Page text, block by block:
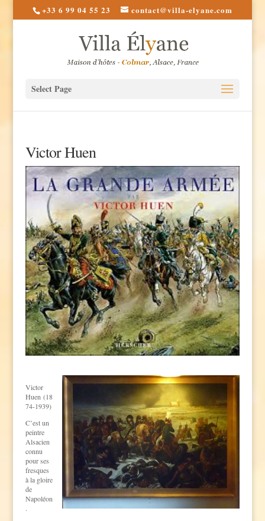
+33 6 99 04 55 23 contact@villa-elyane.com
Select Page
Victor Huen
Victor
Huen (18
74-1939)
C’est un
peintre
Alsacien
connu
pour ses
fresques
à la gloire
de
Napoléon
.